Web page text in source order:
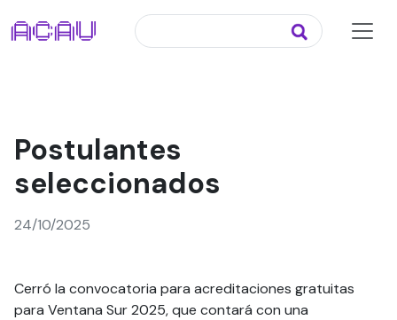
Postulantes
seleccionados
24/10/2025
Cerró la convocatoria para acreditaciones gratuitas
para Ventana Sur 2025, que contará con una